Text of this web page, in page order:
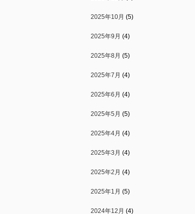
2025年10月 (5)
2025年9月 (4)
2025年8月 (5)
2025年7月 (4)
2025年6月 (4)
2025年5月 (5)
2025年4月 (4)
2025年3月 (4)
2025年2月 (4)
2025年1月 (5)
2024年12月 (4)